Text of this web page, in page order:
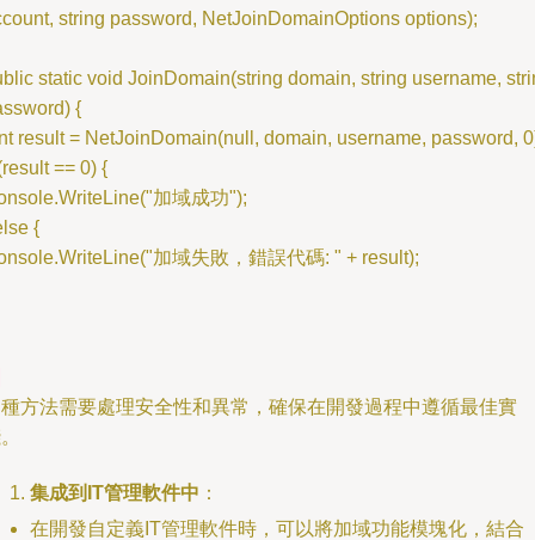
string password, NetJoinDomainOptions options);
static void JoinDomain(string domain, string username,
{
result = NetJoinDomain(null, domain, username, password,
== 0) {
加域成功");
{
加域失敗，錯誤代碼: " + result);
方法需要處理安全性和異常，確保在開發過程中遵循最佳實
集成到IT管理軟件中 ：
在開發自定義IT管理軟件時，可以將加域功能模塊化，結合